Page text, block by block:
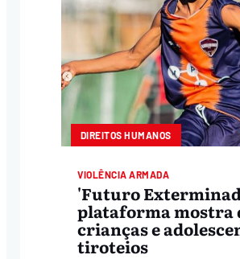
DIREITOS HUMANOS
VIOLÊNCIA ARMADA
'Futuro
plataforma mostra
crianças e
tiroteios